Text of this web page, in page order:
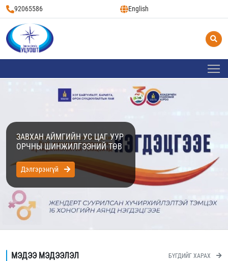
92065586 English
ЗАВХАН АЙМГИЙН УС ЦАГ УУР
ОРЧНЫ ШИНЖИЛГЭЭНИЙ ТӨВ
Дэлгэрэнгүй
МЭДЭЭ МЭДЭЭЛЭЛ БҮГДИЙГ ХАРАХ